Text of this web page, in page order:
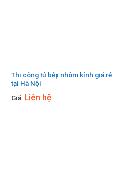
Thi công tủ bếp nhôm kính giá rẻ
tại Hà Nội
Giá: Liên hệ